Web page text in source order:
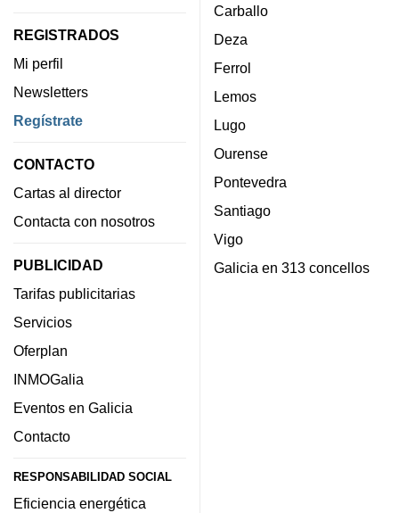
REGISTRADOS
Mi perfil
Newsletters
Regístrate
CONTACTO
Cartas al director
Contacta con nosotros
PUBLICIDAD
Tarifas publicitarias
Servicios
Oferplan
INMOGalia
Eventos en Galicia
Contacto
RESPONSABILIDAD SOCIAL
Eficiencia energética
Carballo
Deza
Ferrol
Lemos
Lugo
Ourense
Pontevedra
Santiago
Vigo
Galicia en 313 concellos